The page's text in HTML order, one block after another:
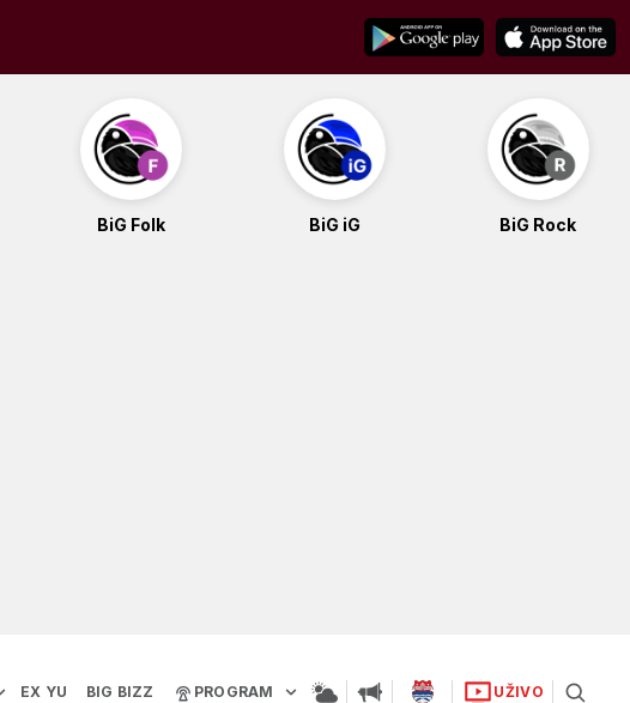
BiG Folk BiG iG BiG Rock
EX YU BIG BIZZ PROGRAM UŽIVO